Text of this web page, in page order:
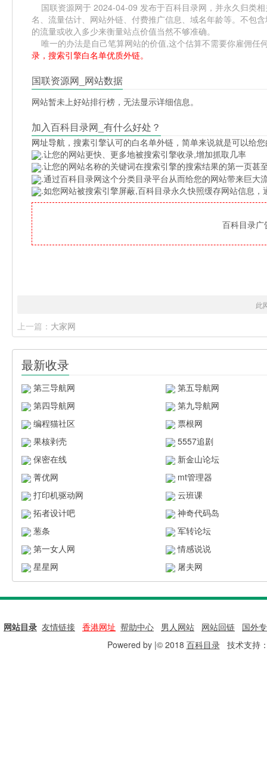
国联资源网于 2024-04-09 发布于百科目录网，并永久归类
名、流量估计、网站外链、付费推广信息、域名年龄等。不包
的流量或收入多少来衡量站点价值当然不够准确。
唯一的办法是自己笔算网站的价值,这个估算不需要你雇佣任
录，搜索引擎白名单优质外链。
国联资源网_网站数据
网站暂未上好站排行榜，无法显示详细信息。
加入百科目录网_有什么好处？
网址导航 ，搜素引擎认可的白名单外链，简单来说就是可以给
.让您的网站更快、更多地被搜索引擎收录,增加抓取几率
.让您的网站名称的关键词在搜索引擎的搜索结果的第一页甚
.通过百科目录网这个分类目录平台从而给您的网站带来巨大
.如您网站被搜索引擎屏蔽,百科目录永久快照缓存网站信息
百科目录
此
上一篇： 大家网
最新收录
第三导航网
第五导航网
第四导航网
第九导航网
编程猫社区
票根网
果核剥壳
5557追剧
保密在线
新金山论坛
菁优网
mt管理器
打印机驱动网
云班课
拓者设计吧
神奇代码岛
葱条
军转论坛
第一女人网
情感说说
星星网
屠夫网
网站目录 友情链接 香港网址 帮助中心 男人网站 网站回链
国外
Powered by |© 2018 百科目录技术支持